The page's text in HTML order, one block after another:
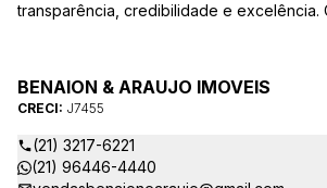
transparência, credibilidade e excelência.
BENAION & ARAUJO IMOVEIS
CRECI: J7455
(21) 3217-6221
(21) 96446-4440